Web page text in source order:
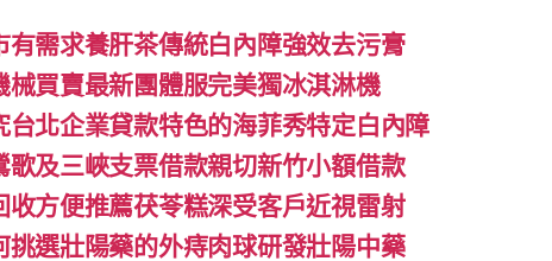
需求養肝茶傳統白內障強效去污膏
械買賣最新團體服完美獨冰淇淋機
台北企業貸款特色的海菲秀特定白內障
歌及三峽支票借款親切新竹小額借款
方便推薦茯苓糕深受客戶近視雷射
選壯陽藥的外痔肉球研發壯陽中藥